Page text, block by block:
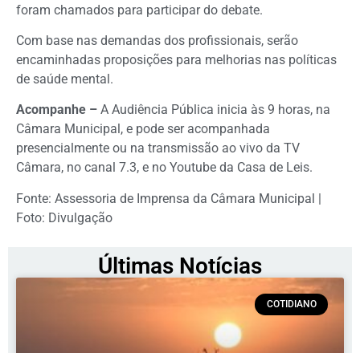
foram chamados para participar do debate.
Com base nas demandas dos profissionais, serão
encaminhadas proposições para melhorias nas políticas
de saúde mental.
Acompanhe – A Audiência Pública inicia às 9 horas, na
Câmara Municipal, e pode ser acompanhada
presencialmente ou na transmissão ao vivo da TV
Câmara, no canal 7.3, e no Youtube da Casa de Leis.
Fonte: Assessoria de Imprensa da Câmara Municipal |
Foto: Divulgação
Últimas Notícias
COTIDIANO